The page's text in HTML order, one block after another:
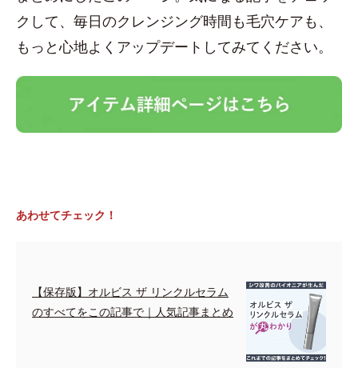
クして、毎日のクレンジング時間も毛穴ケアも、
もっと心地よくアップデートしてみてください。
あわせてチェック！
【保存版】オルビス ザ リンクルセラム
のすべてをこの記事で｜人気記事まとめ